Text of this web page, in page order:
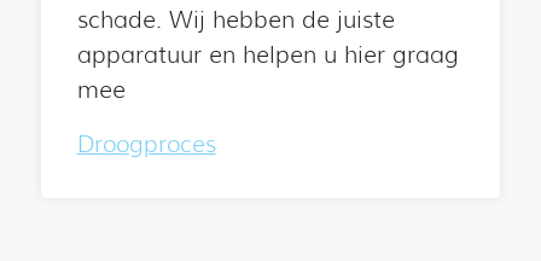
schade. Wij hebben de juiste
apparatuur en helpen u hier graag
mee
Droogproces